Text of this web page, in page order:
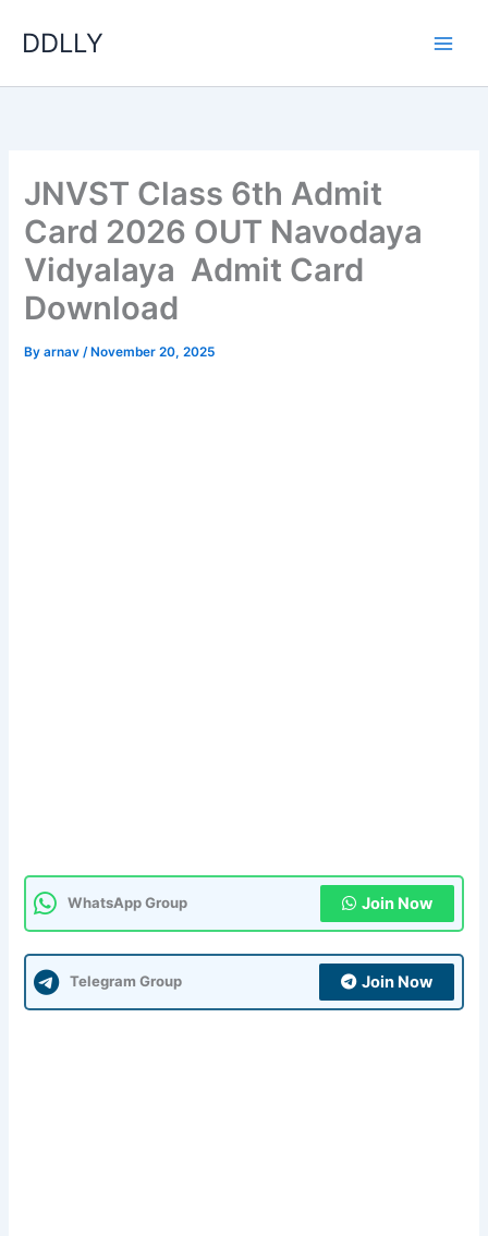
DDLLY
JNVST Class 6th Admit
Card 2026 OUT Navodaya
Vidyalaya Admit Card
Download
Byarnav/ November 20, 2025
WhatsApp Group Join Now
Telegram Group Join Now